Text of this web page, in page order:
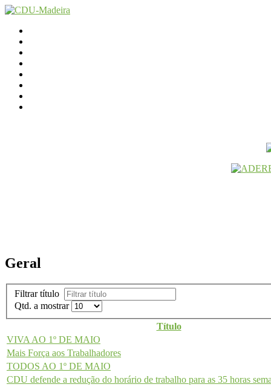
Geral
Filtrar título
Qtd. a mostrar
Título
VIVA AO 1º DE MAIO
Mais Força aos Trabalhadores
TODOS AO 1º DE MAIO
CDU defende a redução do horário de trabalho para as 35 horas